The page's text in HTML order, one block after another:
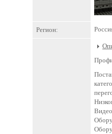
Регион: